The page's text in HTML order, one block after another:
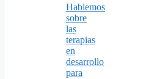
Hablemos
sobre
las
terapias
en
desarrollo
para